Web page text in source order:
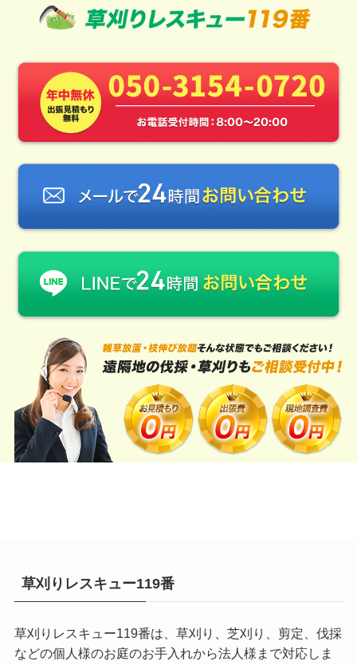
草刈りレスキュー119番
草刈りレスキュー119番は、草刈り、芝刈り、剪定、伐採
などの個人様のお庭のお手入れから法人様まで対応しま